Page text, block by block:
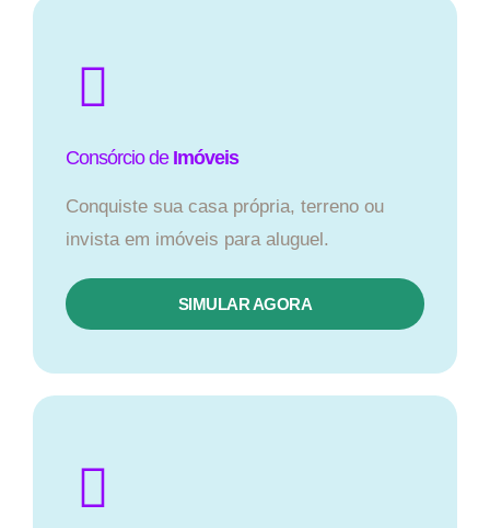
Consórcio de Imóveis
Conquiste sua casa própria, terreno ou
invista em imóveis para aluguel.
SIMULAR AGORA​